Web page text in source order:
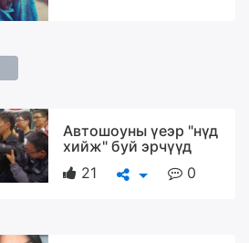
Автошоуны үеэр "нүд
хийж" буй эрчүүд
21
0